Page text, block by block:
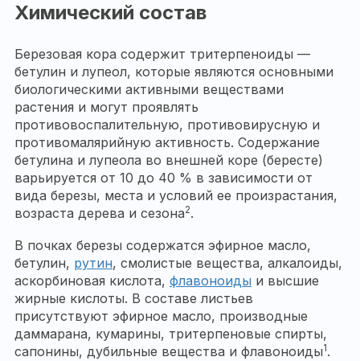
Химический состав
Березовая кора содержит тритерпеноиды —
бетулин и лупеол, которые являются основными
биологическими активными веществами
растения и могут проявлять
противовоспалительную, противовирусную и
противомалярийную активность. Содержание
бетулина и лупеола во внешней коре (бересте)
варьируется от 10 до 40 % в зависимости от
вида березы, места и условий ее произрастания,
возраста дерева и сезона2.
В почках березы содержатся эфирное масло,
бетулин, рутин, смолистые вещества, алкалоиды,
аскорбиновая кислота, флавоноиды и высшие
жирные кислоты. В составе листьев
присутствуют эфирное масло, производные
даммарана, кумарины, тритерпеновые спирты,
сапонины, дубильные вещества и флавоноиды1.